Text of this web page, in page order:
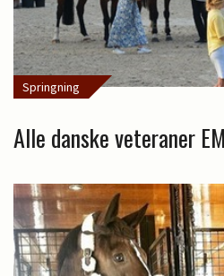
Springning
Alle danske veteraner